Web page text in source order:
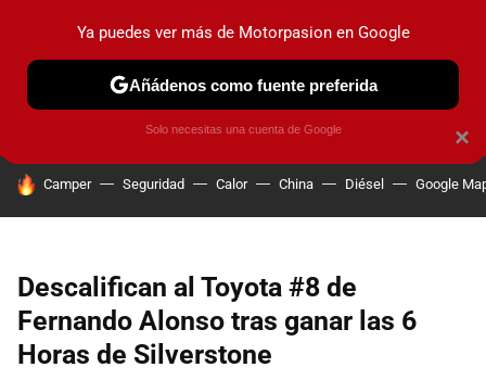
PRUEBAS COCHES ELÉCTRICOS OBSERVATORIO
HOY SE HABLA DE
Camper Seguridad Calor China Diésel Google
Descalifican al Toyota #8 de
Fernando Alonso tras ganar las 6
Horas de Silverstone
×
Ya puedes ver más de Motorpasion en Google
Añádenos como fuente preferida
Solo necesitas una cuenta de Google